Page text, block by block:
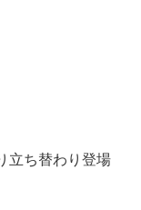
立ち替わり登場